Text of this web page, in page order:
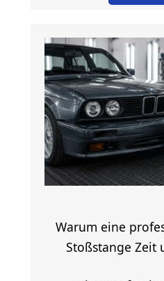
Warum eine
Stoßstange Zeit